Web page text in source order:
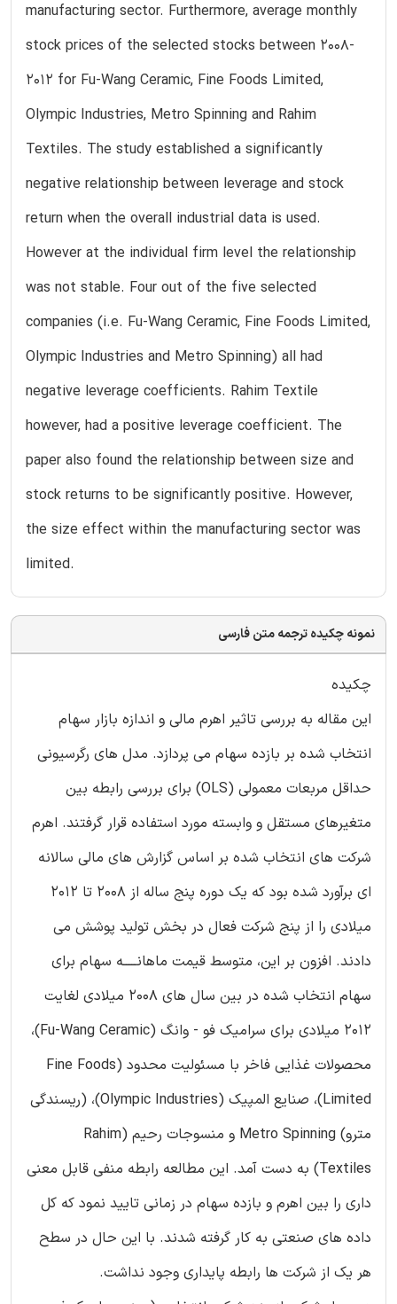
manufacturing sector. Furthermore, average monthly
stock prices of the selected stocks between 2008-
2012 for Fu-Wang Ceramic, Fine Foods Limited,
Olympic Industries, Metro Spinning and Rahim
Textiles. The study established a significantly
negative relationship between leverage and stock
return when the overall industrial data is used.
However at the individual firm level the relationship
was not stable. Four out of the five selected
companies (i.e. Fu-Wang Ceramic, Fine Foods Limited,
Olympic Industries and Metro Spinning) all had
negative leverage coefficients. Rahim Textile
however, had a positive leverage coefficient. The
paper also found the relationship between size and
stock returns to be significantly positive. However,
the size effect within the manufacturing sector was
limited.
نمونه چکیده ترجمه متن فارسی
چکیده
این مقاله به بررسی تاثیر اهرم مالی و اندازه بازار سهام
انتخاب شده بر بازده سهام می پردازد. مدل های رگرسیونی
حداقل مربعات معمولی (OLS) برای بررسی رابطه بین
متغیرهای مستقل و وابسته مورد استفاده قرار گرفتند. اهرم
شرکت های انتخاب شده بر اساس گزارش های مالی سالانه
ای برآورد شده بود که یک دوره پنج ساله از 2008 تا 2012
میلادی را از پنج شرکت فعال در بخش تولید پوشش می
دادند. افزون بر این، متوسط قیمت ماهانـــــه سهام برای
سهام انتخاب شده در بین سال های 2008 میلادی لغایت
2012 میلادی برای سرامیک فو - وانگ (Fu-Wang Ceramic)،
محصولات غذایی فاخر با مسئولیت محدود (Fine Foods
Limited)، صنایع المپیک (Olympic Industries)، (ریسندگی
مترو) Metro Spinning و منسوجات رحیم (Rahim
Textiles) به دست آمد. این مطالعه رابطه منفی قابل معنی
داری را بین اهرم و بازده سهام در زمانی تایید نمود که کل
داده های صنعتی به کار گرفته شدند. با این حال در سطح
هر یک از شرکت ها رابطه پایداری وجود نداشت.